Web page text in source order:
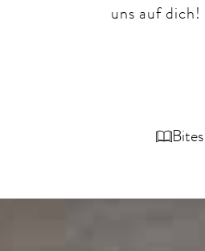
uns auf dich!
Bites